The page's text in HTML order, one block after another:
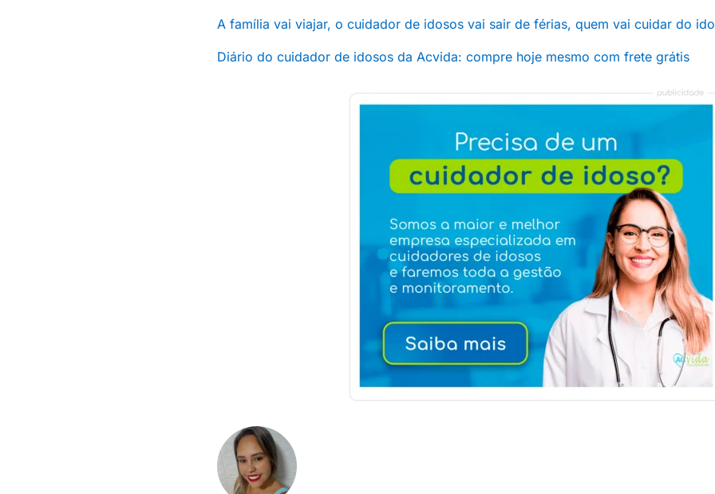
A família vai viajar, o cuidador de idosos vai sair de férias, quem vai cuidar do
Diário do cuidador de idosos da Acvida: compre hoje mesmo com frete grátis